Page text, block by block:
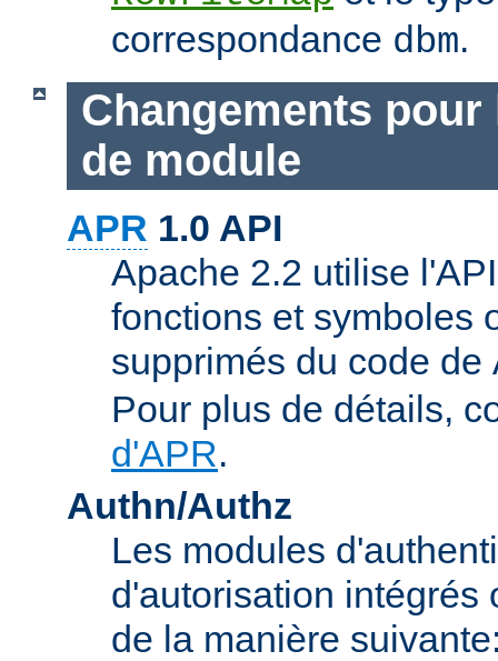
correspondance dbm.
Changements
de module
APR 1.0 API
Apache 2.2 utilise
fonctions et symboles
supprimés du code de
Pour plus de détails,
d'APR.
Authn/Authz
Les modules
d'autorisation intégrés
de la manière